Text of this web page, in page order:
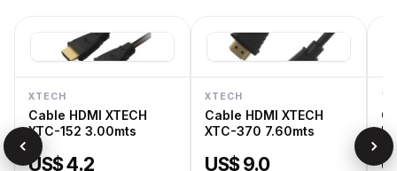
12 meses de garantía oficial de fábrica. Gestión de RMA
Cambios y devoluciones según la Ley de Defensa del
Consumidor.
XTECH
Cable HDMI XTECH
XTC-152 3.00mts
US$ 4.2
XTECH
Cable HDMI XTECH
XTC-370 7.60mts
US$ 9.0